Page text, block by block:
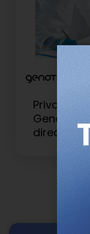
Privado:
Genética
directo)